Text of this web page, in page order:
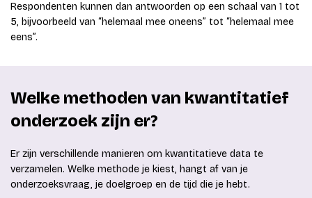
Respondenten kunnen dan antwoorden op een schaal van 1 tot
5, bijvoorbeeld van “helemaal mee oneens” tot “helemaal mee
eens”.
Welke methoden van kwantitatief
onderzoek zijn er?
Er zijn verschillende manieren om kwantitatieve data te
verzamelen. Welke methode je kiest, hangt af van je
onderzoeksvraag, je doelgroep en de tijd die je hebt.